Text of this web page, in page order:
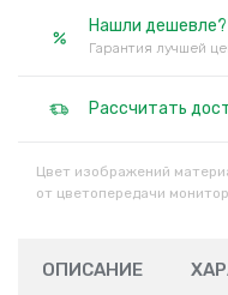
Нашли дешевле?
Гарантия лучшей
Рассчитать
Цвет изображений
от цветопередачи
ОПИСАНИЕ